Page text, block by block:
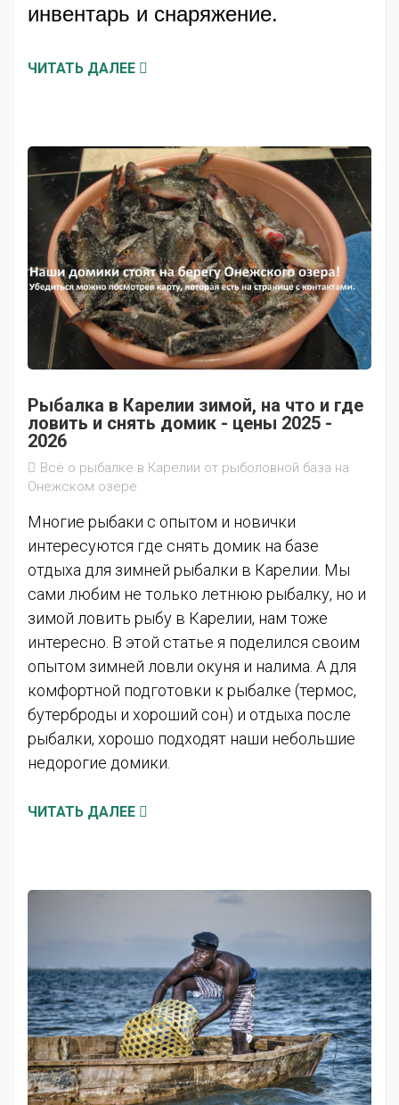
инвентарь и снаряжение.
ЧИТАТЬ ДАЛЕЕ
Рыбалка в Карелии зимой, на что и где
ловить и снять домик - цены 2025 -
2026
Всё о рыбалке в Карелии от рыболовной база на
Онежском озере
Многие рыбаки с опытом и новички
интересуются где снять домик на базе
отдыха для зимней рыбалки в Карелии. Мы
сами любим не только летнюю рыбалку, но и
зимой ловить рыбу в Карелии, нам тоже
интересно. В этой статье я поделился своим
опытом зимней ловли окуня и налима. А для
комфортной подготовки к рыбалке (термос,
бутерброды и хороший сон) и отдыха после
рыбалки, хорошо подходят наши небольшие
недорогие домики.
ЧИТАТЬ ДАЛЕЕ